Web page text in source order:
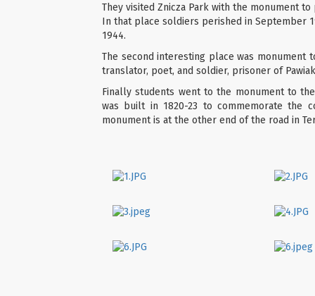
They visited Znicza Park with the monument
In that place soldiers perished in September
1944.
The second interesting place was monument
translator, poet, and soldier, prisoner of
Finally students went to the monument to
was built in 1820-23 to commemorate the
monument is at the other end of the road in